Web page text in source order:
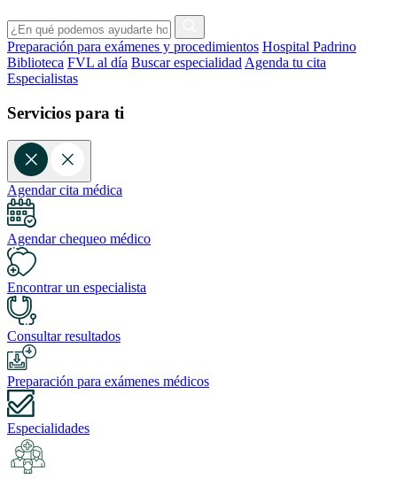
Preparación para exámenes y procedimientos Hospital Padrino
Biblioteca FVL al día Buscar especialidad Agenda tu cita
Especialistas
Servicios para ti
Agendar cita médica
Agendar chequeo médico
Encontrar un especialista
Consultar resultados
Preparación para exámenes médicos
Especialidades